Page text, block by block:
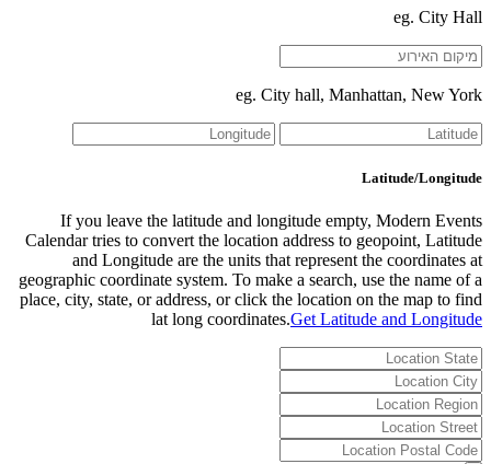
eg. City Hall
eg. City hall, Manhattan, New York
Latitude/Longitude
If you leave the latitude and longitude empty, Modern Events
Calendar tries to convert the location address to geopoint, Latitude
and Longitude are the units that represent the coordinates at
geographic coordinate system. To make a search, use the name of a
place, city, state, or address, or click the location on the map to find
lat long coordinates.Get Latitude and Longitude